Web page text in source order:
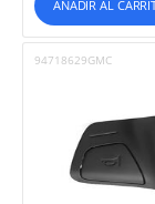
AÑADIR AL
94718629GMC